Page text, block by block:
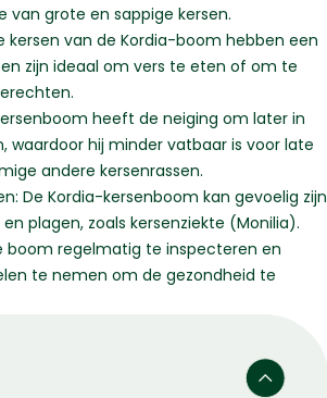
van grote en sappige kersen.
kersen van de Kordia-boom hebben een
zijn ideaal om vers te eten of om te
heeft de neiging om later in
waardoor hij minder vatbaar is voor late
andere kersenrassen.
De Kordia-kersenboom kan gevoelig zijn
plagen, zoals kersenziekte (Monilia).
boom regelmatig te inspecteren en
te nemen om de gezondheid te